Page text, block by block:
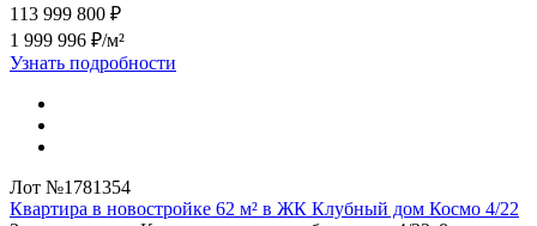
113 999 800 ₽
1 999 996 ₽/м²
Узнать подробности
Лот №1781354
Квартира в новостройке 62 м² в ЖК Клубный дом Космо 4/22